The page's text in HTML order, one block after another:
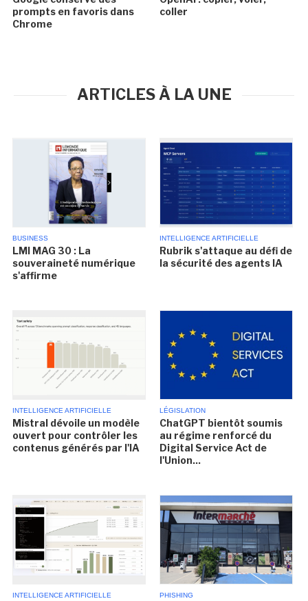
prompts en favoris dans
Chrome
coller
ARTICLES À LA UNE
BUSINESS
LMI MAG 30 : La
souveraineté numérique
s'affirme
INTELLIGENCE ARTIFICIELLE
Rubrik s'attaque au défi de
la sécurité des agents IA
INTELLIGENCE ARTIFICIELLE
Mistral dévoile un modèle
ouvert pour contrôler les
contenus générés par l'IA
LÉGISLATION
ChatGPT bientôt soumis
au régime renforcé du
Digital Service Act de
l'Union...
INTELLIGENCE ARTIFICIELLE PHISHING